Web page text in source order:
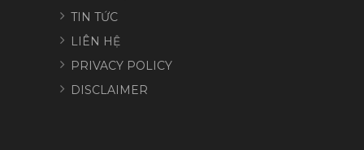
TIN TỨC
LIÊN HỆ
PRIVACY POLICY
DISCLAIMER